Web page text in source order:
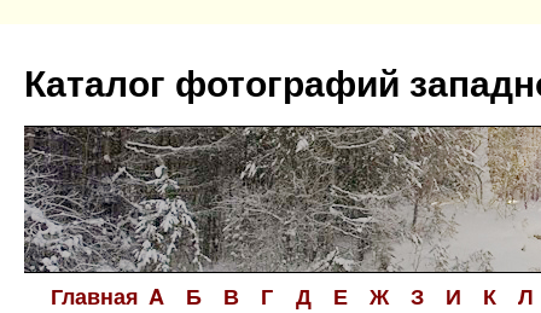
содержимому
Каталог фотографий
Главная A Б В Г Д Е Ж З И К Л